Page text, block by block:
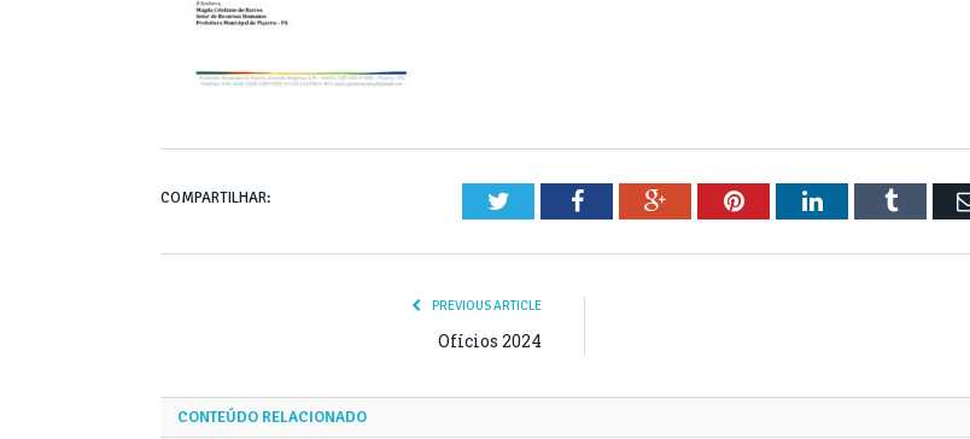
COMPARTILHAR: TwitterFacebookGoogle+PinterestLinkedInTumblr
PREVIOUS ARTICLE
Ofícios 2024
CONTEÚDO RELACIONADO